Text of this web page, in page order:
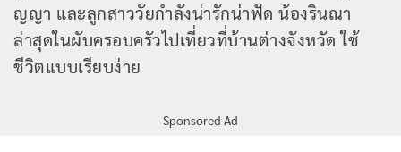
ญญา และลูกสาววัยกำลังน่ารักน่าฟัด น้องรินณา
ล่าสุดในผับครอบครัวไปเที่ยวที่บ้านต่างจังหวัด ใช้
ชีวิตแบบเรียบง่าย
Sponsored Ad